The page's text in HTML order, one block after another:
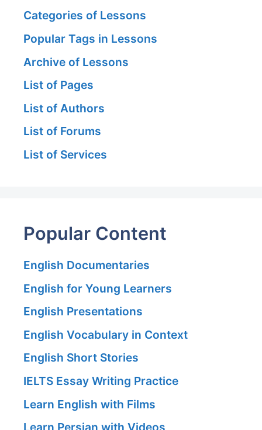
Categories of Lessons
Popular Tags in Lessons
Archive of Lessons
List of Pages
List of Authors
List of Forums
List of Services
Popular Content
English Documentaries
English for Young Learners
English Presentations
English Vocabulary in Context
English Short Stories
IELTS Essay Writing Practice
Learn English with Films
Learn Persian with Videos